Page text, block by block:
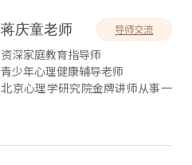
蒋庆童老师 导师交流
资深家庭教育指导师
青少年心理健康辅导老师
北京心理学研究院金牌讲师从事一